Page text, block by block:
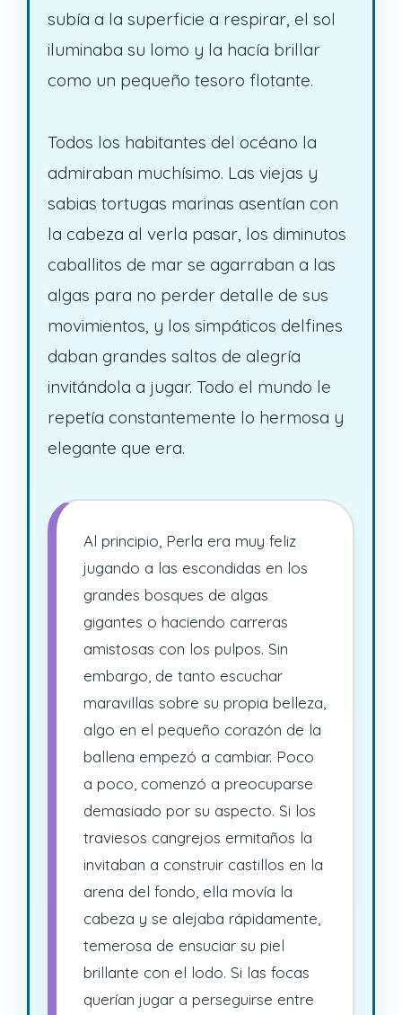
subía a la superficie a respirar, el sol
iluminaba su lomo y la hacía brillar
como un pequeño tesoro flotante.
Todos los habitantes del océano la
admiraban muchísimo. Las viejas y
sabias tortugas marinas asentían con
la cabeza al verla pasar, los diminutos
caballitos de mar se agarraban a las
algas para no perder detalle de sus
movimientos, y los simpáticos delfines
daban grandes saltos de alegría
invitándola a jugar. Todo el mundo le
repetía constantemente lo hermosa y
elegante que era.
Al principio, Perla era muy feliz
jugando a las escondidas en los
grandes bosques de algas
gigantes o haciendo carreras
amistosas con los pulpos. Sin
embargo, de tanto escuchar
maravillas sobre su propia belleza,
algo en el pequeño corazón de la
ballena empezó a cambiar. Poco
a poco, comenzó a preocuparse
demasiado por su aspecto. Si los
traviesos cangrejos ermitaños la
invitaban a construir castillos en la
arena del fondo, ella movía la
cabeza y se alejaba rápidamente,
temerosa de ensuciar su piel
brillante con el lodo. Si las focas
querían jugar a perseguirse entre